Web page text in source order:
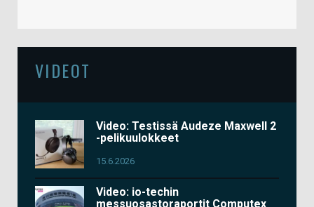
VIDEOT
Video: Testissä Audeze Maxwell 2
-pelikuulokkeet
15.6.2026
Video: io-techin
messuosastoraportit Computex